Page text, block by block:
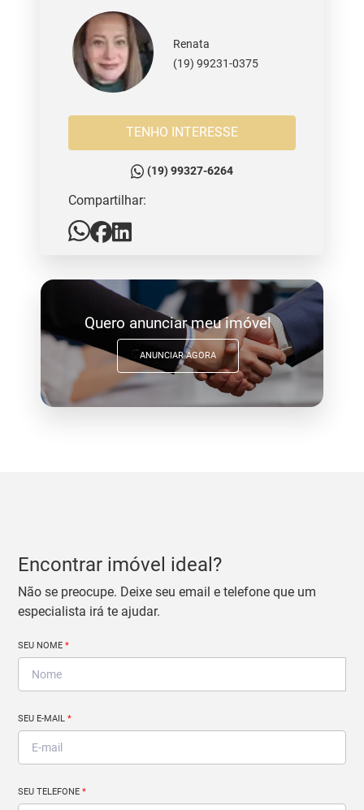
Renata
(19) 99231-0375
TENHO INTERESSE
(19) 99327-6264
Compartilhar:
Quero anunciar meu imóvel
ANUNCIAR AGORA
Encontrar imóvel ideal?
Não se preocupe. Deixe seu email e telefone que um
especialista irá te ajudar.
SEU NOME*
SEU E-MAIL*
SEU TELEFONE*